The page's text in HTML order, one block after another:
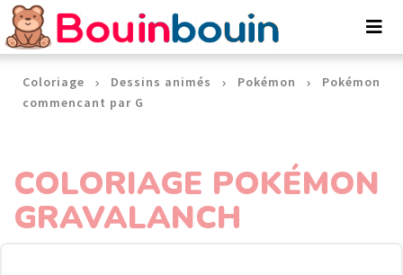
Coloriage Dessins animés Pokémon
Pokémon
commencant par G
COLORIAGE POKÉMON
GRAVALANCH
Panneau de gestion des cookies